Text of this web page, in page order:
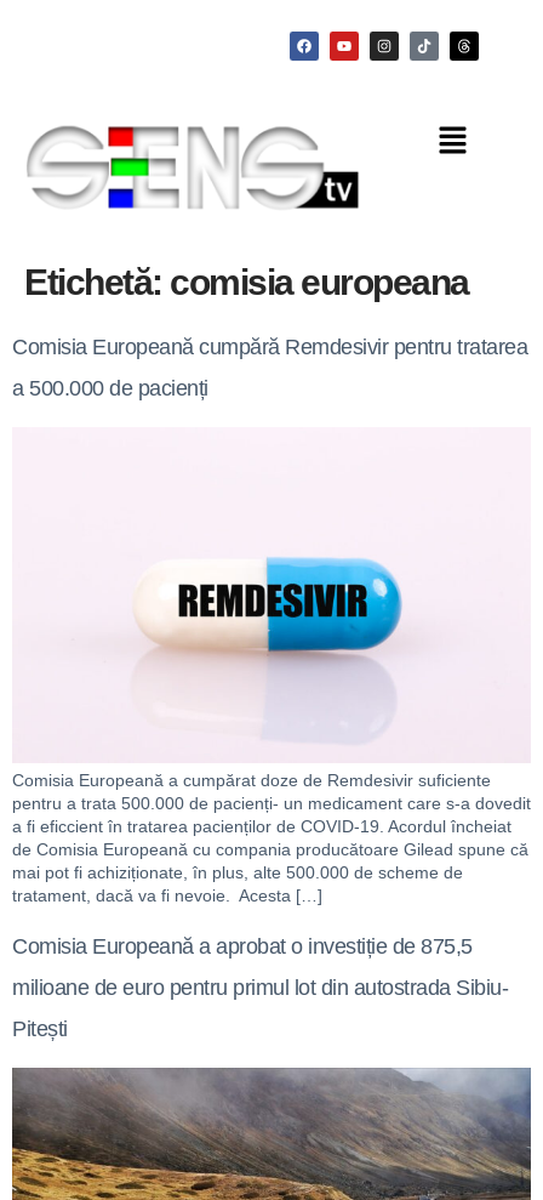
Etichetă: comisia europeana
Comisia Europeană cumpără Remdesivir pentru tratarea
a 500.000 de pacienți
Comisia Europeană a cumpărat doze de Remdesivir suficiente
pentru a trata 500.000 de pacienți- un medicament care s-a dovedit
a fi eficcient în tratarea pacienților de COVID-19. Acordul încheiat
de Comisia Europeană cu compania producătoare Gilead spune că
mai pot fi achiziționate, în plus, alte 500.000 de scheme de
tratament, dacă va fi nevoie. Acesta […]
Comisia Europeană a aprobat o investiție de 875,5
milioane de euro pentru primul lot din autostrada Sibiu-
Pitești